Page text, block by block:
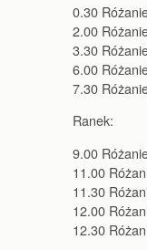
0.30
2.00
3.30
6.00
7.30
Ranek:
9.00
11.00
11.30
12.00
12.30